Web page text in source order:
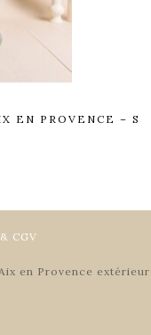
EN PROVENCE – S
CGV
en Provence extérieur